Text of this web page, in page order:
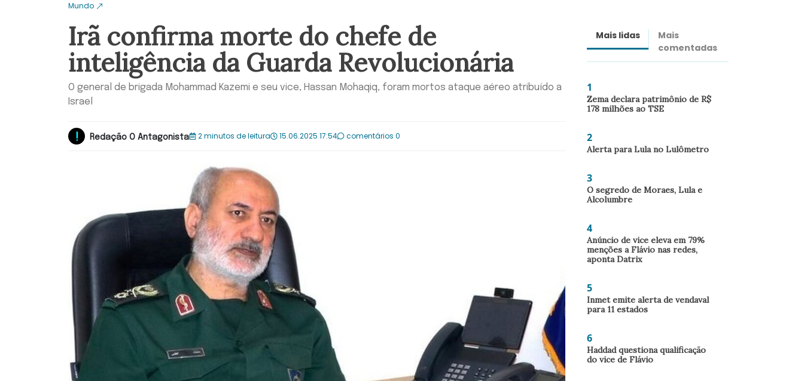
Mundo
Irã confirma morte do chefe de
inteligência da Guarda Revolucionária
O general de brigada Mohammad Kazemi e seu vice, Hassan Mohaqiq, foram mortos ataque aéreo atribuído a
Israel
Redação O Antagonista 2 minutos de leitura 15.06.2025 17:54 comentários 0
Mais lidas
Mais
comentadas
1
Zema declara patrimônio de R$
178 milhões ao TSE
2
Alerta para Lula no Lulômetro
3
O segredo de Moraes, Lula e
Alcolumbre
4
Anúncio de vice eleva em 79%
menções a Flávio nas redes,
aponta Datrix
5
Inmet emite alerta de vendaval
para 11 estados
6
Haddad questiona qualificação
do vice de Flávio